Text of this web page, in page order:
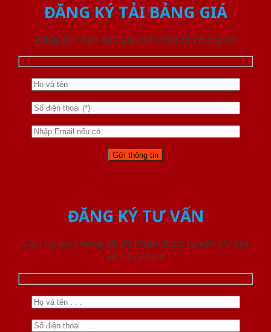
ĐĂNG KÝ TẢI BẢNG GIÁ
Đăng ký nhận báo giá mới nhất từ chúng tôi
ĐĂNG KÝ TƯ VẤN
Liên hệ với chúng tôi để nhận được tư vấn chi tiết
về sản phẩm